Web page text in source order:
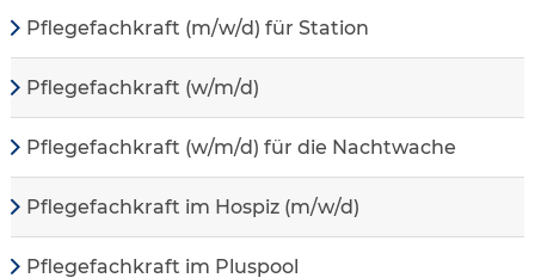
Pflegefachkraft (m/w/d) für Station
Pflegefachkraft (w/m/d)
Pflegefachkraft (w/m/d) für die Nachtwache
Pflegefachkraft im Hospiz (m/w/d)
Pflegefachkraft im Pluspool